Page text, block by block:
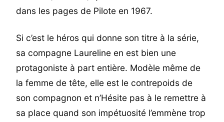
dans les pages de Pilote en 1967.
Si c’est le héros qui donne son titre à la série,
sa compagne Laureline en est bien une
protagoniste à part entière. Modèle même de
la femme de tête, elle est le contrepoids de
son compagnon et n’Hésite pas à le remettre à
sa place quand son impétuosité l’emmène trop